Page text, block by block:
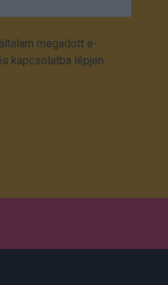
megadott e-
kapcsolatba lépjen